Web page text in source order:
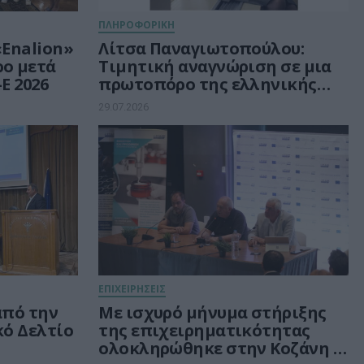
μετά
2026
ΠΛΗΡΟΦΟΡΙΚΗ
Λίτσα Παναγιωτοπούλου:
Τιμητική αναγνώριση σε μια
πρωτοπόρο της ελληνικής
Πληροφορικής
29.07.2026
την
Δελτίο
ΕΠΙΧΕΙΡΗΣΕΙΣ
Με ισχυρό μήνυμα στήριξης
της επιχειρηματικότητας
ολοκληρώθηκε στην Κοζάνη η